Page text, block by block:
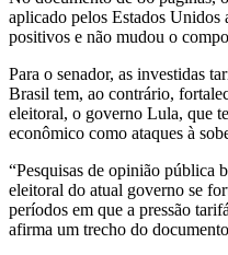
aplicado pelos Estados Unidos
positivos e não mudou o
Para o senador, as investidas
Brasil tem, ao contrário,
eleitoral, o governo Lula, que
econômico como ataques à
“Pesquisas de opinião pública
eleitoral do atual governo se
períodos em que a pressão
afirma um trecho do